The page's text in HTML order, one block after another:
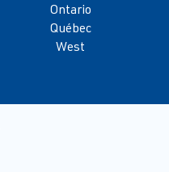
Ontario
Québec
West